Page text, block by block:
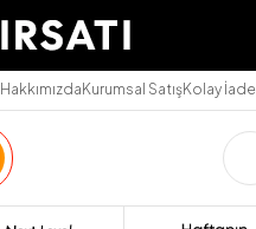
HakkımızdaKurumsal SatışKolay İade